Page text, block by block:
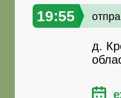
19:55
д.